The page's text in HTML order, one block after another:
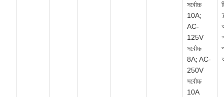
সর্বোচ্চ
10A;
AC-
125V
সর্বোচ্চ
8A; AC-
250V
সর্বোচ্চ
10A